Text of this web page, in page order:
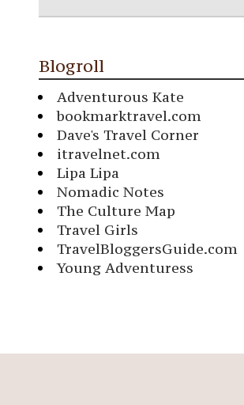
Blogroll
Adventurous Kate
bookmarktravel.com
Dave's Travel Corner
itravelnet.com
Lipa Lipa
Nomadic Notes
The Culture Map
Travel Girls
TravelBloggersGuide.com
Young Adventuress